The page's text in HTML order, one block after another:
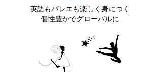
​英語もバレエも楽しく身につく
個性豊かでグローバルに